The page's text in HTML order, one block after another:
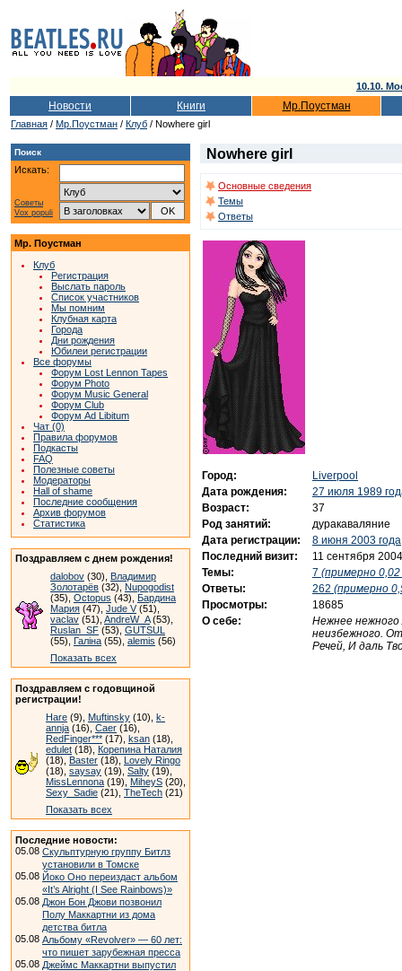
10.10.
Новости Книги Мр.Поустман
Главная / Мр.Поустман / Клуб / Nowhere girl
Поиск
Искать:
Советы
Vox populi
Мр. Поустман
Клуб
Регистрация
Выслать пароль
Список участников
Мы помним
Клубная карта
Города
Дни рождения
Юбилеи регистрации
Все форумы
Форум Lost Lennon Tapes
Форум Photo
Форум Music General
Форум Club
Форум Ad Libitum
Чат (0)
Правила форумов
Подкасты
FAQ
Полезные советы
Модераторы
Hall of shame
Последние сообщения
Архив форумов
Статистика
Поздравляем с днем рождения!
dalobov (30), Владимир
Золотарёв (32), Nupogodist
(35), Octopus (43), Бардина
Мария (47), Jude V(51),
vaclav (51), AndreW_A(53),
Ruslan_SF (53), GUTSUL
(55), Галіна (55), alemis (56)
Показать всех
Поздравляем с годовщиной
регистрации!
Hare (9), Muftinsky (10), k-
annja (16), Caer (16),
RedFinger*** (17), ksan (18),
edulet (18), Корепина Наталия
(18), Baster (18), Lovely Ringo
(18), saysay (19), Salty (19),
MissLennona (19), MiheyS (20),
Sexy_Sadie (21), TheTech (21)
Показать всех
Последние новости:
05.08 Скульптурную группу Битлз
установили в Томске
05.08 Йоко Оно переиздаст альбом
«It’s Alright (I See Rainbows)»
05.08 Джон Бон Джови позвонил
Полу Маккартни из дома
детства битла
05.08 Альбому «Revolver» — 60 лет:
что пишет зарубежная пресса
05.08 Джеймс Маккартни выпустил
Nowhere girl
Основные сведения
Темы
Ответы
Город:
Liverpool
Дата рождения:
27 июля 1989
Возраст:
37
Род занятий:
дуракаваляние
Дата регистрации:
8 июня 2003 года
Последний визит:
11 сентября
Темы:
7 (примерно 0,02
Ответы:
262 (примерно
Просмотры:
18685
О себе:
Нежнее нежного
неизбежного.
Речей, И даль